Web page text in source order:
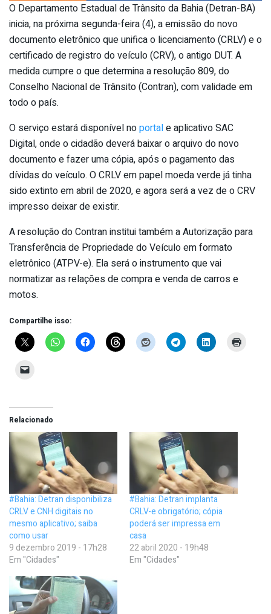
O Departamento Estadual de Trânsito da Bahia (Detran-BA)
inicia, na próxima segunda-feira (4), a emissão do novo
documento eletrônico que unifica o licenciamento (CRLV) e o
certificado de registro do veículo (CRV), o antigo DUT. A
medida cumpre o que determina a resolução 809, do
Conselho Nacional de Trânsito (Contran), com validade em
todo o país.
O serviço estará disponível noportale aplicativo SAC
Digital, onde o cidadão deverá baixar o arquivo do novo
documento e fazer uma cópia, após o pagamento das
dívidas do veículo. O CRLV em papel moeda verde já tinha
sido extinto em abril de 2020, e agora será a vez de o CRV
impresso deixar de existir.
A resolução do Contran institui também a Autorização para
Transferência de Propriedade do Veículo em formato
eletrônico (ATPV-e). Ela será o instrumento que vai
normatizar as relações de compra e venda de carros e
motos.
Compartilhe isso:
Relacionado
#Bahia: Detran disponibiliza
CRLV e CNH digitais no
mesmo aplicativo; saiba
como usar
9 dezembro 2019 - 17h28
Em "Cidades"
#Bahia: Detran implanta
CRLV-e obrigatório; cópia
poderá ser impressa em
casa
22 abril 2020 - 19h48
Em "Cidades"